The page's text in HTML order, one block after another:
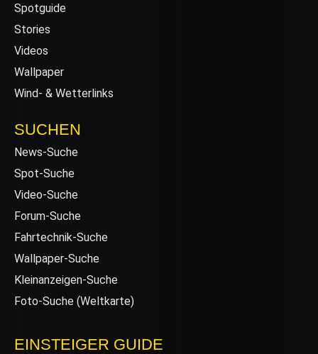
Spotguide
Stories
Videos
Wallpaper
Wind- & Wetterlinks
SUCHEN
News-Suche
Spot-Suche
Video-Suche
Forum-Suche
Fahrtechnik-Suche
Wallpaper-Suche
Kleinanzeigen-Suche
Foto-Suche (Weltkarte)
EINSTEIGER GUIDE